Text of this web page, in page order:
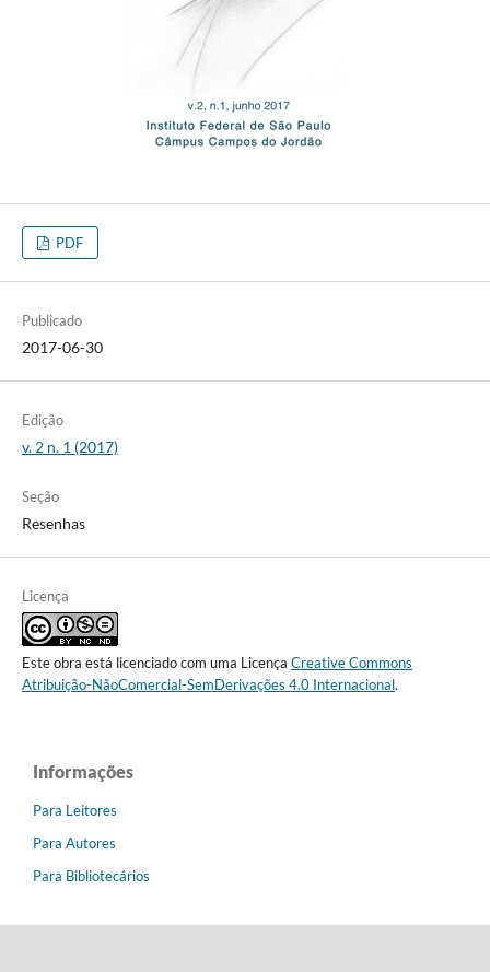
PDF
Publicado
2017-06-30
Edição
v. 2 n. 1 (2017)
Seção
Resenhas
Licença
Este obra está licenciado com uma Licença Creative Commons
Atribuição-NãoComercial-SemDerivações 4.0 Internacional.
Informações
Para Leitores
Para Autores
Para Bibliotecários